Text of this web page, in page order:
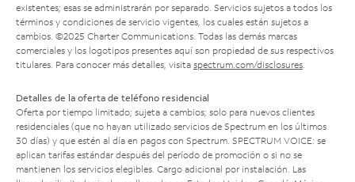
existentes; esas se administrarán por separado. Servicios sujetos a todos los
términos y condiciones de servicio vigentes, los cuales están sujetos a
cambios. ©2025 Charter Communications. Todas las demás marcas
comerciales y los logotipos presentes aquí son propiedad de sus respectivos
titulares. Para conocer más detalles, visita spectrum.com/disclosures
Detalles de la oferta de teléfono residencial
Oferta por tiempo limitado; sujeta a cambios; solo para nuevos clientes
residenciales (que no hayan utilizado servicios de Spectrum en los últimos
30 días) y que estén al día en pagos con Spectrum. SPECTRUM VOICE: se
aplican tarifas estándar después del período de promoción o si no se
mantienen los servicios elegibles. Cargo adicional por instalación. Las